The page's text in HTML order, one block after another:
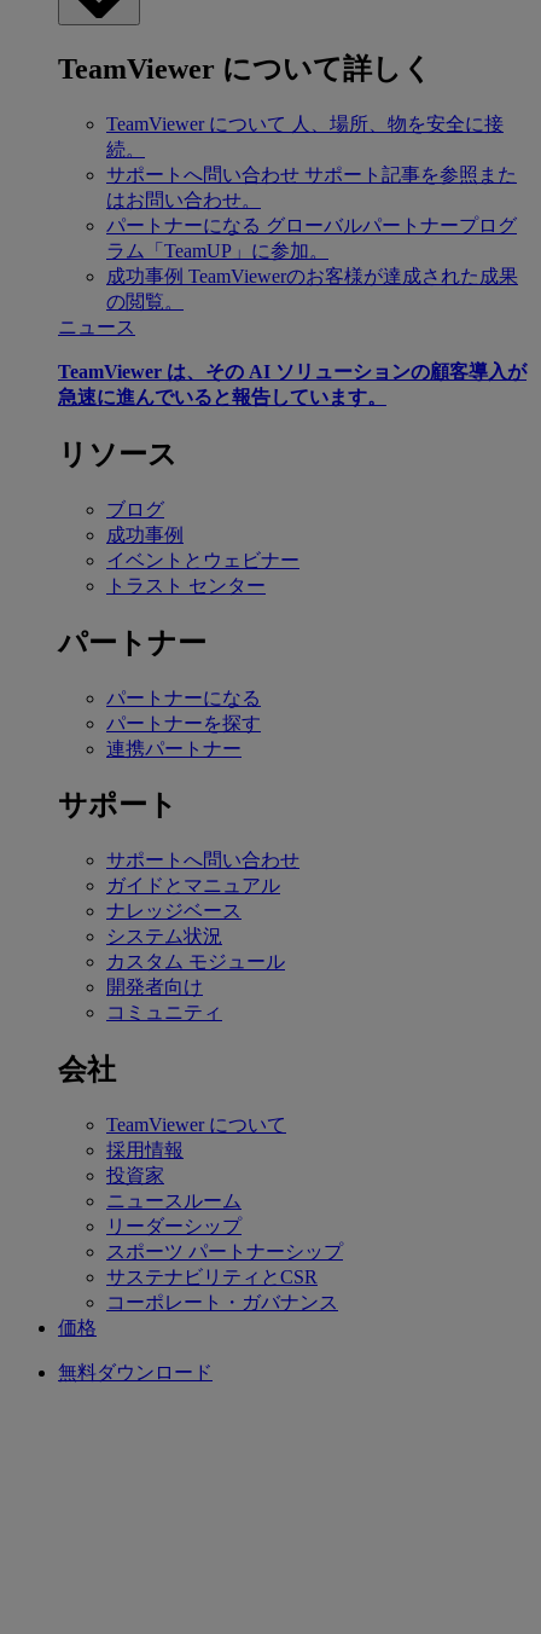
TeamViewer について詳しく
TeamViewer について 人、場所、物を安全に接
続。
サポートへ問い合わせ サポート記事を参照また
はお問い合わせ。
パートナーになる グローバルパートナープログ
ラム「TeamUP」に参加。
成功事例 TeamViewerのお客様が達成された成果
の閲覧。
ニュース
TeamViewer は、その AI ソリューションの顧客導入が
急速に進んでいると報告しています。
リソース
ブログ
成功事例
イベントとウェビナー
トラスト センター
パートナー
パートナーになる
パートナーを探す
連携パートナー
サポート
サポートへ問い合わせ
ガイドとマニュアル
ナレッジベース
システム状況
カスタム モジュール
開発者向け
コミュニティ
会社
TeamViewer について
採用情報
投資家
ニュースルーム
リーダーシップ
スポーツ パートナーシップ
サステナビリティとCSR
コーポレート・ガバナンス
価格
無料ダウンロード